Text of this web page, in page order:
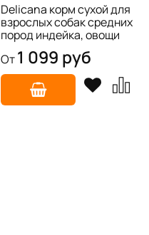
Delicana корм сухой для
взрослых собак средних
пород индейка, овощи
От1 099 руб